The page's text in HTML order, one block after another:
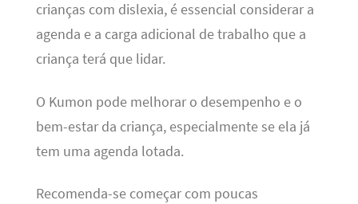
crianças com dislexia, é essencial considerar a
agenda e a carga adicional de trabalho que a
criança terá que lidar.
O Kumon pode melhorar o desempenho e o
bem-estar da criança, especialmente se ela já
tem uma agenda lotada.
Recomenda-se começar com poucas